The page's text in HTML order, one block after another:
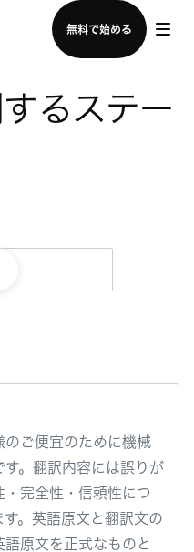
無料で始める
い合わせる
るステー
ご便宜のために機械
。翻訳内容には誤りが
完全性・信頼性につ
。英語原文と翻訳文の
原文を正式なものと